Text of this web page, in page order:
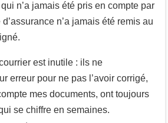
n’a jamais été pris en compte par
n’a jamais été remis au
est inutile : ils ne
erreur pour ne pas l’avoir corrigé,
mes documents, ont toujours
se chiffre en semaines.